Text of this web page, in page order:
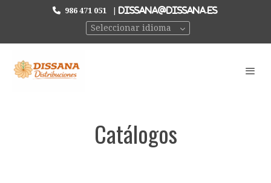
986 471 051 DISSANA@DISSANA.ES
Seleccionar idioma
Catálogos